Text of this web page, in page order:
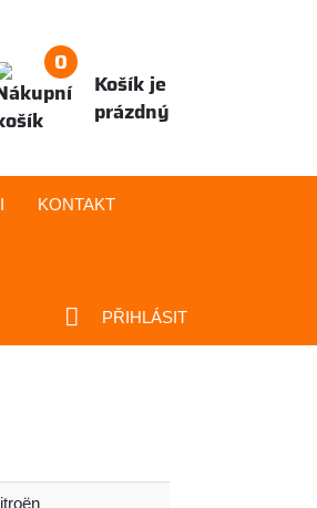
KONTAKT
PŘIHLÁSIT
0
Košík je
prázdný